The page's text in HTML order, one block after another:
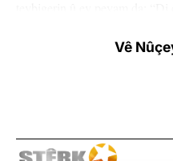
bikin. Nekeftina gelê Kurd,
Vê